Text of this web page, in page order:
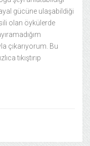
gücüne ulaşabildiği
olan öykülerde
çıkarıyorum. Bu
tıkıştırıp